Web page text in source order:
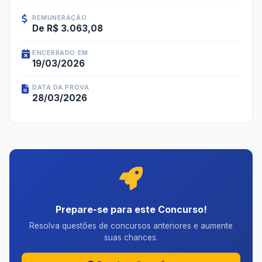
REMUNERAÇÃO
De R$ 3.063,08
ENCERRADO EM
19/03/2026
DATA DA PROVA
28/03/2026
Prepare-se para este Concurso!
Resolva questões de concursos anteriores e aumente
suas chances.